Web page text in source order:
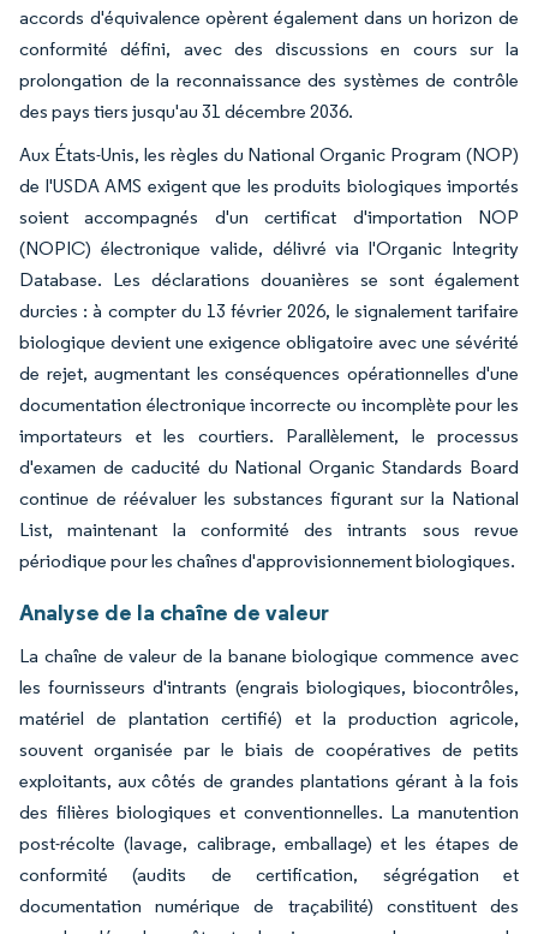
accords d'équivalence opèrent également dans un horizon de
conformité défini, avec des discussions en cours sur la
prolongation de la reconnaissance des systèmes de contrôle
des pays tiers jusqu'au 31 décembre 2036.
Aux États-Unis, les règles du National Organic Program (NOP)
de l'USDA AMS exigent que les produits biologiques importés
soient accompagnés d'un certificat d'importation NOP
(NOPIC) électronique valide, délivré via l'Organic Integrity
Database. Les déclarations douanières se sont également
durcies : à compter du 13 février 2026, le signalement tarifaire
biologique devient une exigence obligatoire avec une sévérité
de rejet, augmentant les conséquences opérationnelles d'une
documentation électronique incorrecte ou incomplète pour les
importateurs et les courtiers. Parallèlement, le processus
d'examen de caducité du National Organic Standards Board
continue de réévaluer les substances figurant sur la National
List, maintenant la conformité des intrants sous revue
périodique pour les chaînes d'approvisionnement biologiques.
Analyse de la chaîne de valeur
La chaîne de valeur de la banane biologique commence avec
les fournisseurs d'intrants (engrais biologiques, biocontrôles,
matériel de plantation certifié) et la production agricole,
souvent organisée par le biais de coopératives de petits
exploitants, aux côtés de grandes plantations gérant à la fois
des filières biologiques et conventionnelles. La manutention
post-récolte (lavage, calibrage, emballage) et les étapes de
conformité (audits de certification, ségrégation et
documentation numérique de traçabilité) constituent des